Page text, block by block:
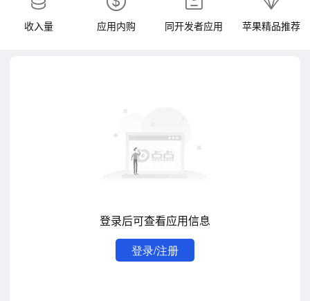
收入量 应用内购 同开发者应用 苹果精品推荐
登录后可查看应用信息
登录/注册